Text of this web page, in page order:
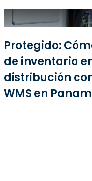
Protegido:
de inventario
distribución
WMS en